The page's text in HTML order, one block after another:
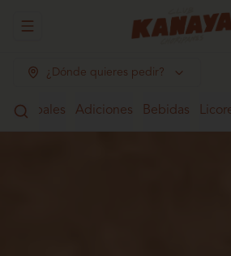
Abrir menu de navegación
¿Dónde quieres pedir?
Principales Adiciones Bebidas